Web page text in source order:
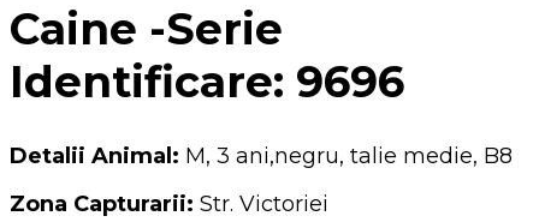
Caine -Serie
Identificare: 9696
Detalii Animal: M, 3 ani,negru, talie medie, B8
Zona Capturarii: Str. Victoriei